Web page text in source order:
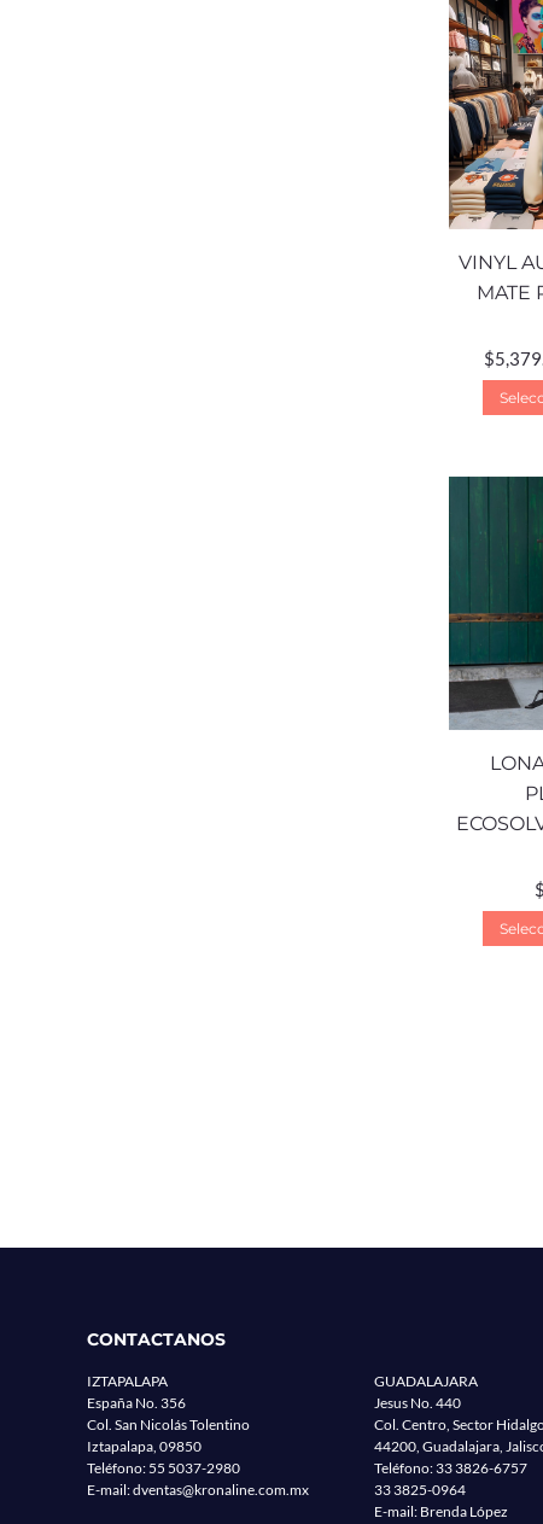
VINYL
MATE
$
$
CONTACTANOS
IZTAPALAPA
España No. 356
Col. San Nicolás Tolentino
Iztapalapa, 09850
Teléfono: 55 5037-2980
E-mail:dventas@kronaline.com.mx
GUADALAJARA
Jesus No. 440
Col. Centro, Sector
44200, Guadalajara,
Teléfono: 33 3826-6757
33 3825-0964
E-mail: Brenda López